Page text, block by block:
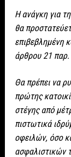
Η ανάγκη για
θα
επιβεβλημένη
άρθρου 21
Θα πρέπει να
πρώτης
στέγης από
πιστωτικά
οφειλών, όσο
ασφαλιστικών